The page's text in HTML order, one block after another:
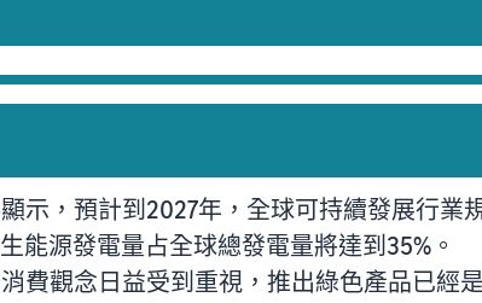
，預計到2027年，全球可持續發展行業
能源發電量占全球總發電量將達到35%。
費觀念日益受到重視，推出綠色產品已經